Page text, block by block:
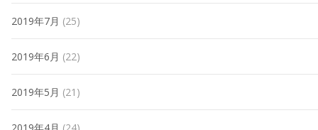
2019年7月 (25)
2019年6月 (22)
2019年5月 (21)